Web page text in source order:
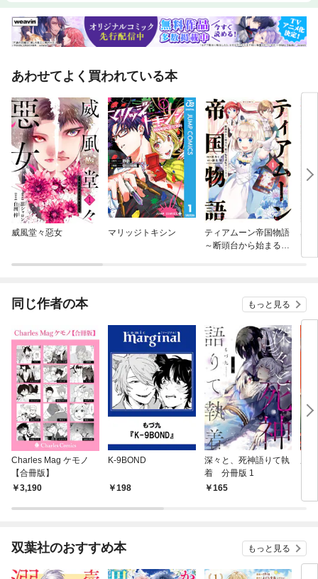
あわせてよく買われている本
威風堂々惡女 マリッジトキシン
ティアムーン帝国物語
～断頭台から始まる、
窮
同じ作者の本 もっと見る
Charles Mag ケモノ
【合冊版】
3,190
K-9BOND
198
深々と、死神語りて執
着 分冊版 1
165
双葉社のおすすめ本 もっと見る